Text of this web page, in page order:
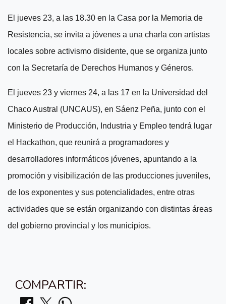
E jueves 23, a las 18.30 en la Casa por la Memoria de
Resistencia, se invita a jóvenes a una charla con artistas
locales sobre activismo disidente, que se organiza junto
con la Secretaría de Derechos Humanos y Géneros.
El jueves 23 y viernes 24, a las 17 en la Universidad del
Chaco Austral (UNCAUS), en Sáenz Peña, junto con el
Ministerio de Producción, Industria y Empleo tendrá lugar
el Hackathon, que reunirá a programadores y
desarrolladores informáticos jóvenes, apuntando a la
promoción y visibilización de las producciones juveniles,
de los exponentes y sus potencialidades, entre otras
actividades que se están organizando con distintas áreas
del gobierno provincial y los municipios.
COMPARTIR: